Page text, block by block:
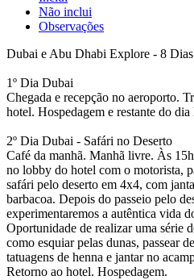
Não inclui
Observações
Dubai e Abu Dhabi Explore - 8
1º Dia Dubai
Chegada e recepção no aeroporto.
hotel. Hospedagem e restante do dia
2º Dia Dubai - Safári no Deserto
Café da manhã. Manhã livre. Às
no lobby do hotel com o motorista,
safári pelo deserto em 4x4, com
barbacoa. Depois do passeio pelo
experimentaremos a autêntica vida
Oportunidade de realizar uma série
como esquiar pelas dunas, passear
tatuagens de henna e jantar no
Retorno ao hotel. Hospedagem.